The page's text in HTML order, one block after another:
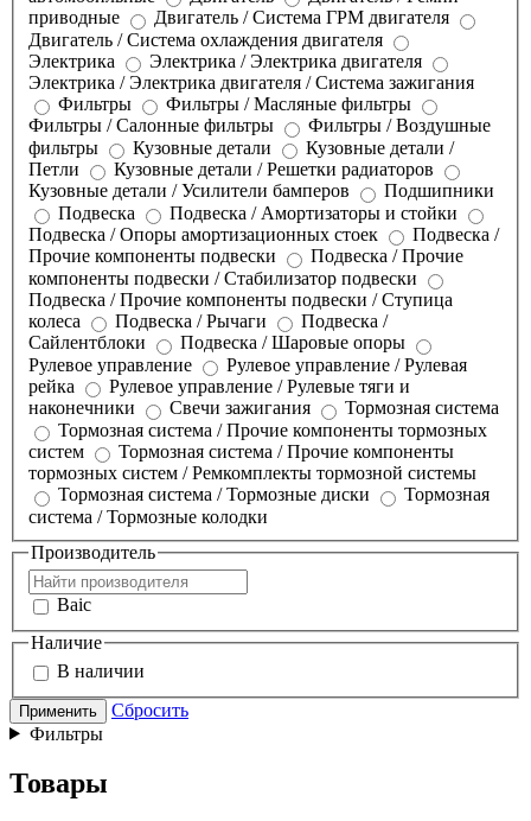
приводные
Двигатель / Система ГРМ двигателя
Двигатель / Система охлаждения двигателя
Электрика
Электрика / Электрика двигателя
Электрика / Электрика двигателя / Система зажигания
Фильтры
Фильтры / Масляные фильтры
Фильтры / Салонные фильтры
Фильтры / Воздушные
фильтры
Кузовные детали
Кузовные детали /
Петли
Кузовные детали / Решетки радиаторов
Кузовные детали / Усилители бамперов
Подшипники
Подвеска
Подвеска / Амортизаторы и стойки
Подвеска / Опоры амортизационных стоек
Подвеска /
Прочие компоненты подвески
Подвеска / Прочие
компоненты подвески / Стабилизатор подвески
Подвеска / Прочие компоненты подвески / Ступица
колеса
Подвеска / Рычаги
Подвеска /
Сайлентблоки
Подвеска / Шаровые опоры
Рулевое управление
Рулевое управление / Рулевая
рейка
Рулевое управление / Рулевые тяги и
наконечники
Свечи зажигания
Тормозная система
Тормозная система / Прочие компоненты тормозных
систем
Тормозная система / Прочие компоненты
тормозных систем / Ремкомплекты тормозной системы
Тормозная система / Тормозные диски
Тормозная
система / Тормозные колодки
Производитель
Baic
Наличие
В наличии
Применить
Сбросить
Фильтры
Товары